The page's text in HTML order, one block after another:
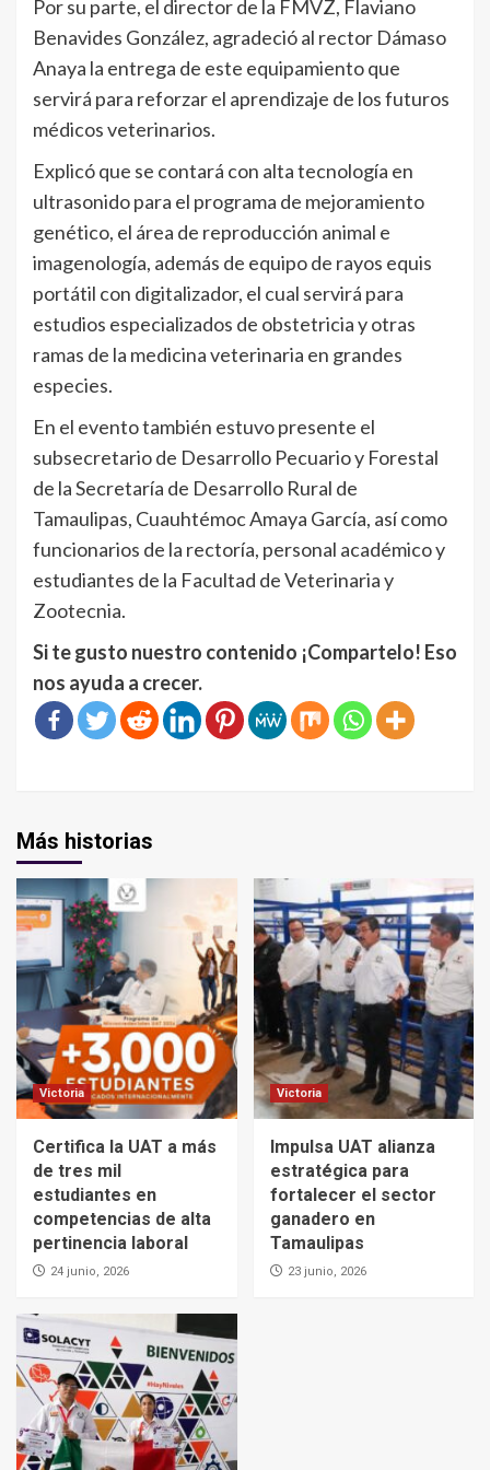
Por su parte, el director de la FMVZ, Flaviano
Benavides González, agradeció al rector Dámaso
Anaya la entrega de este equipamiento que
servirá para reforzar el aprendizaje de los futuros
médicos veterinarios.
Explicó que se contará con alta tecnología en
ultrasonido para el programa de mejoramiento
genético, el área de reproducción animal e
imagenología, además de equipo de rayos equis
portátil con digitalizador, el cual servirá para
estudios especializados de obstetricia y otras
ramas de la medicina veterinaria en grandes
especies.
En el evento también estuvo presente el
subsecretario de Desarrollo Pecuario y Forestal
de la Secretaría de Desarrollo Rural de
Tamaulipas, Cuauhtémoc Amaya García, así como
funcionarios de la rectoría, personal académico y
estudiantes de la Facultad de Veterinaria y
Zootecnia.
Si te gusto nuestro contenido ¡Compartelo! Eso
nos ayuda a crecer.
Más historias
Victoria
Certifica la UAT a más
de tres mil
estudiantes en
competencias de alta
pertinencia laboral
24 junio, 2026
Victoria
Impulsa UAT alianza
estratégica para
fortalecer el sector
ganadero en
Tamaulipas
23 junio, 2026